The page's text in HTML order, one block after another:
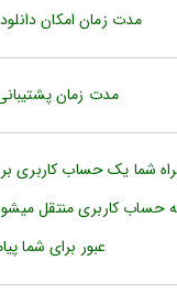
مدت زمان امکان
مدت زمان
شما یک حساب
حساب کاربری منتقل
عبور برای شما